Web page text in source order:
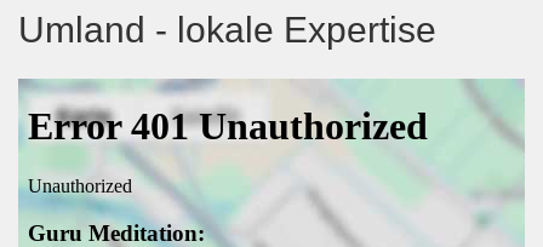
Umland - lokale Expertise